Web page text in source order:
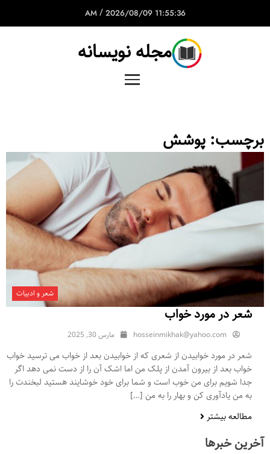
11:55:36 AM
/ 2026/08/09
مجله نویسانه
برچسب: پوشش
شعر و ادبیات
شعر در مورد خواب
hosseinmikhak@yahoo.com مارس 30, 2025
شعر در مورد خوابیدن از شعری که از خوابیدن بعد از خواب می ترسید خواب
خواب بعد از بیرون آمدن از پلک من اما اشک آن را از دست نمی دهد اگر
جدا شویم برای من خوب است و شما برای خود خوشایند هستید لبخندت را
به من یادآوری کن و بهار را به من […]
مطالعه بیشتر
آخرین خبرها